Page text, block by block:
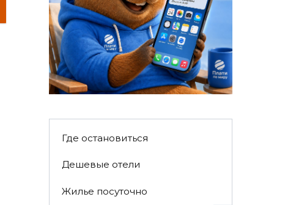
Где остановиться
Дешевые отели
Жилье посуточно